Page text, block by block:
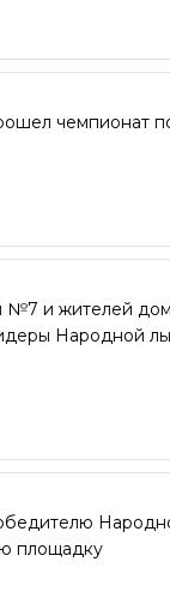
чемпионат
и жителей
Народной
площадку